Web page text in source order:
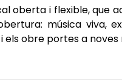
oberta i flexible, que
música viva,
els obre portes a